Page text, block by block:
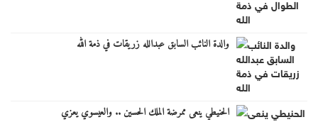
والدة النائب السابق عبدالله زريقات في ذمة الله
الحنيطي ينعى ممرضة الملك الحسين .. والعيسوي يعزي